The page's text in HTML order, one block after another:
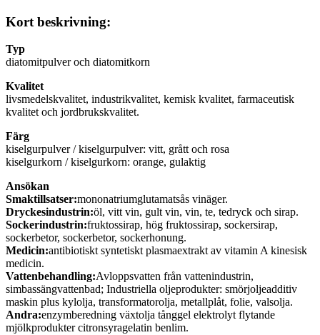
Kort beskrivning:
Typ
diatomitpulver och diatomitkorn
Kvalitet
livsmedelskvalitet, industrikvalitet, kemisk kvalitet, farmaceutisk
kvalitet och jordbrukskvalitet.
Färg
kiselgurpulver / kiselgurpulver: vitt, grått och rosa
kiselgurkorn / kiselgurkorn: orange, gulaktig
Ansökan
Smaktillsatser:mononatriumglutamatsås vinäger.
Dryckesindustrin:öl, vitt vin, gult vin, vin, te, tedryck och sirap.
Sockerindustrin:fruktossirap, hög fruktossirap, sockersirap,
sockerbetor, sockerbetor, sockerhonung.
Medicin:antibiotiskt syntetiskt plasmaextrakt av vitamin A kinesisk
medicin.
Vattenbehandling:Avloppsvatten från vattenindustrin,
simbassängvattenbad; Industriella oljeprodukter: smörjoljeadditiv
maskin plus kylolja, transformatorolja, metallplåt, folie, valsolja.
Andra:enzymberedning växtolja tånggel elektrolyt flytande
mjölkprodukter citronsyragelatin benlim.